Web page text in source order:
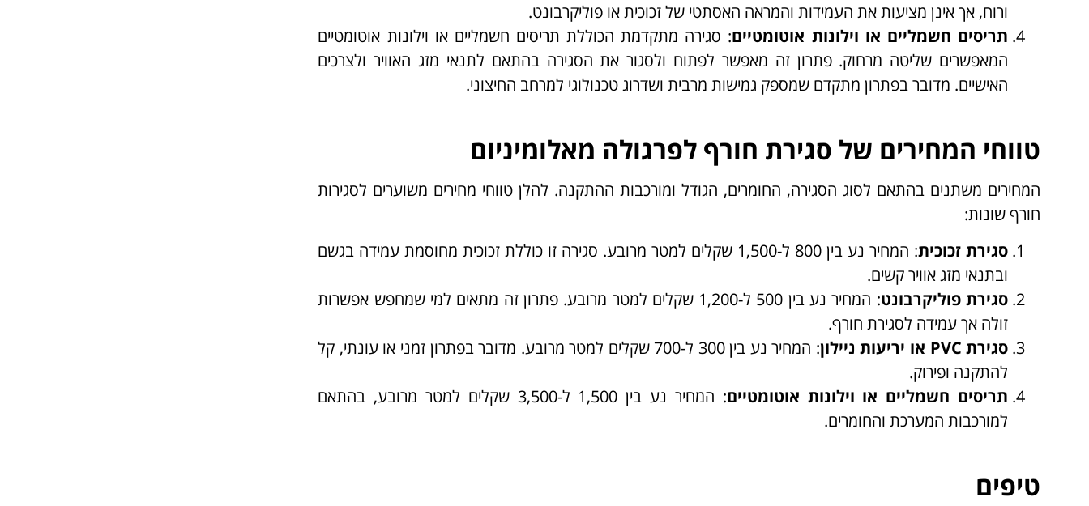
ורוח, אך אינן מציעות את העמידות והמראה האסתטי של זכוכית או פוליקרבונט.
תריסים חשמליים או וילונות אוטומטיים: סגירה מתקדמת הכוללת תריסים חשמליים או וילונות אוטומטיים
המאפשרים שליטה מרחוק. פתרון זה מאפשר לפתוח ולסגור את הסגירה בהתאם לתנאי מזג האוויר ולצרכים
האישיים. מדובר בפתרון מתקדם שמספק גמישות מרבית ושדרוג טכנולוגי למרחב החיצוני.
טווחי המחירים של סגירת חורף לפרגולה מאלומיניום
המחירים משתנים בהתאם לסוג הסגירה, החומרים, הגודל ומורכבות ההתקנה. להלן טווחי מחירים משוערים לסגירות
חורף שונות:
סגירת זכוכית
: המחיר נע בין 800 ל-1,500 שקלים למטר מרובע. סגירה זו כוללת זכוכית מחוסמת עמידה בגשם
ובתנאי מזג אוויר קשים.
סגירת פוליקרבונט
: המחיר נע בין 500 ל-1,200 שקלים למטר מרובע. פתרון זה מתאים למי שמחפש אפשרות
זולה אך עמידה לסגירת חורף.
סגירתPVC או יריעות ניילון
: המחיר נע בין 300 ל-700 שקלים למטר מרובע. מדובר בפתרון זמני או עונתי, קל
להתקנה ופירוק.
תריסים חשמליים או וילונות אוטומטיים
: המחיר נע בין 1,500 ל-3,500 שקלים למטר מרובע, בהתאם
למורכבות המערכת והחומרים.
טיפים